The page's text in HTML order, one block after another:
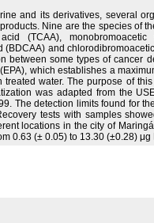
and its derivatives, several
Nine are the species of
(TCAA),
and
between some types of cancer
which establishes a
treated water. The purpose of
was adapted from the
The detection limits found for
tests with samples
locations in the city of
0.63 (± 0.05) to 13.30 (±0.28)